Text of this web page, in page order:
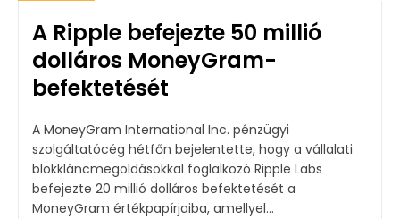
A Ripple befejezte 50 millió
dolláros MoneyGram-
befektetését
A MoneyGram International Inc. pénzügyi
szolgáltatócég hétfőn bejelentette, hogy a vállalati
blokkláncmegoldásokkal foglalkozó Ripple Labs
befejezte 20 millió dolláros befektetését a
MoneyGram értékpapírjaiba, amellyel...